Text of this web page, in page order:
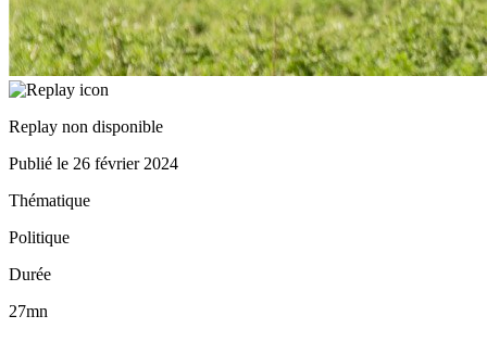
Replay non disponible
Publié le 26 février 2024
Thématique
Politique
Durée
27mn